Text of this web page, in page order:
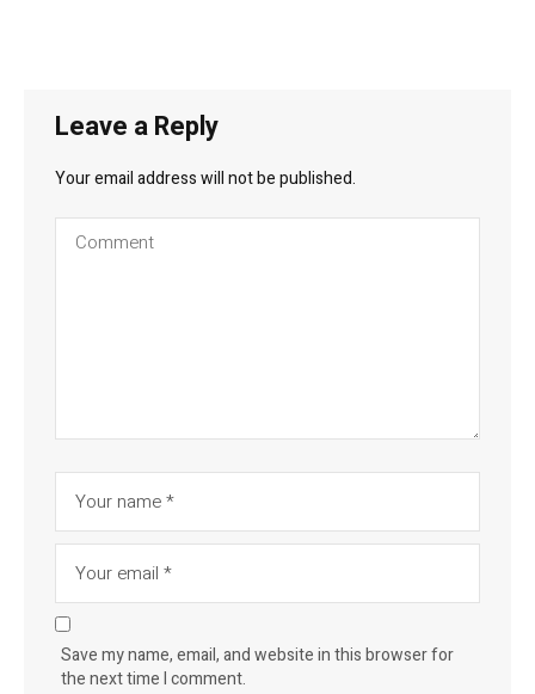
Leave a Reply
Your email address will not be published.
Save my name, email, and website in this browser for
the next time I comment.